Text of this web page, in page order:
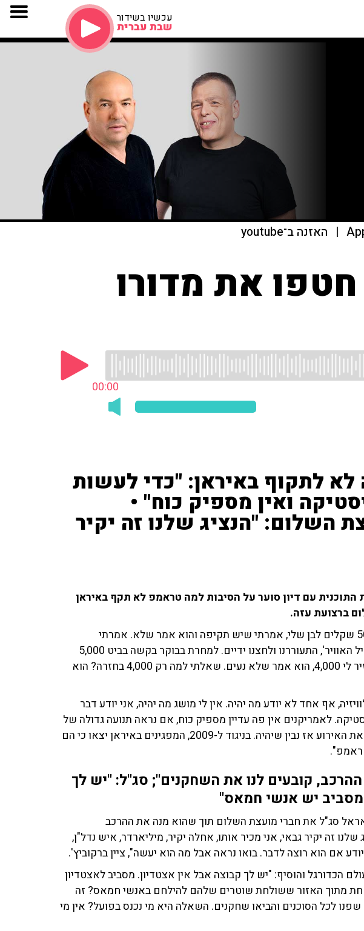
עכשיו בשידור
שבת עברית
| האזנה ב־youtube
את מדורו
00:00
לתקוף באיראן: "כדי לעשות
ואין מספיק כוח" •
השלום: "הנציג שלנו זה יקיר
התוכנית עם דיון סוער על הסיבות למה טראמפ לא תקף באיראן
ברצועת עזה.
ברקוביץ' פתח וסיפר: "הפסדתי 5000 שקלים לבן שלי, אמרתי שיש תקיפה והוא אמר שלא. אמרתי
למשפחה 'תתכוננו, קיבלתי מידע מחיל האוויר', התעוררנו ולחצנו ידיים. למחרת בבוקר בקשה בביט 5,000
שקלים, העברתי לו ולמחרת הוא החזיר לי 4,000, הוא אמר שלא נעים. שאלתי למה רק 4,000 בחזרה? הוא
אף אחד לא יודע מה יהיה. אין לי מושג מה יהיה, אני יודע דבר
לאמריקנים אין פה עדיין מספיק כוח, אם נראה תנועה גדולה של
נושאות מטוסים והכנות צבאיות לקראת האירוע אז נבין שיהיה. בניגוד ל-2009, המפגינים באיראן יצאו כי הם
קובעים לנו את השחקנים"; סג"ל: "יש לך
מסביב יש אנשי חמאס"
אראל סג"ל את חברי מועצת השלום תוך שהוא מנה את ההרכב
זה יקיר גבאי, אני מכיר אותו, אחלה יקיר, מיליארדר, איש נדל"ן,
אם הוא רוצה לדבר. בואו נראה אבל מה הוא יעשה", ציין ברקוביץ'.
הכדורגל והוסיף: "יש לך קבוצה אבל אין אצטדיון. מסביב לאצטדיון
מתוך האזור ששולחת שוטרים שלהם להילחם באנשי חמאס? זה
לכל הסוכנים והביאו שחקנים. השאלה היא מי נכנס בפועל? אין מי